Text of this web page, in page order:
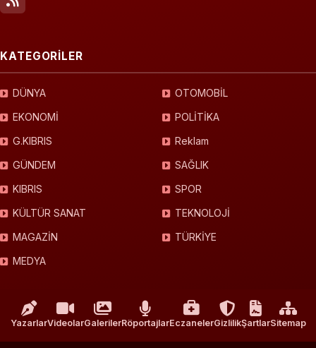
KATEGORİLER
DÜNYA
EKONOMİ
G.KIBRIS
GÜNDEM
KIBRIS
KÜLTÜR SANAT
MAGAZİN
MEDYA
OTOMOBİL
POLİTİKA
Reklam
SAĞLIK
SPOR
TEKNOLOJİ
TÜRKİYE
YazarlarVideolarGalerilerRöportajlarEczanelerGizlilikŞartlarSitemap